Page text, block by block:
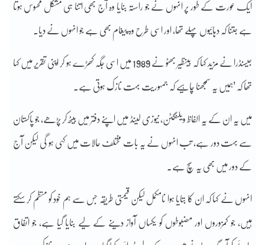
ایک عورت کے طور پر انہوں نے جو راستہ بنایا وہ آج بھی اتنا ہی مشکل محسوس ہوتا
ہے جتنا کہ دہائیوں پہلے تھا، اور اسی طرح وہ پیغام بھی ہے جو انہوں نے دیا۔
جیسنڈرا نے مزید کہا کہ بینظیر بھٹو نے 1989 میں اسی جگہ کھڑے ہو کر اپنی تقریر میں کہا
تھا کہ ’ہمیں یہ سمجھنا چاہیے کہ جمہوریت بہت نازک ہوتی ہے۔
میں یہ ان کے یہ الفاظ ویلنگٹن، نیوزی لینڈ میں اپنے دفتر میں بیٹھ کر پڑھے، جو پاکستان
سے بہت دور ہے، تب انہوں نے یہ بات مختلف حالات میں کہی ہو گی لیکن آج
کے دور میں بھی یہ سچ ہے۔
انہوں نے کہا کہ ان کا بتایا ہوا نامکمل لیکن قیمتی طریقہ جس سے ہم خود کو منظم کر سکتے
ہیں، جو کمزوروں اور مضبوطوں کو یکساں آواز دینے کے لیے بنایا گیا ہے، جو اتفاق